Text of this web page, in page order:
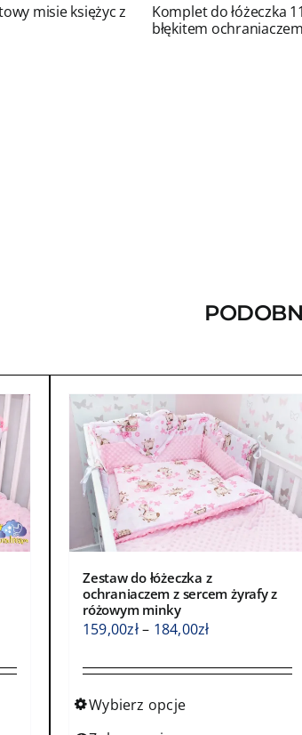
Komplet do łóżeczka 11-elementowy
błękitem ochraniaczem z sercem
Zestaw do łóżeczka z
ochraniaczem z sercem żyrafy z
różowym minky
159,00zł– 184,00złZakres
od
Wybierz opcje